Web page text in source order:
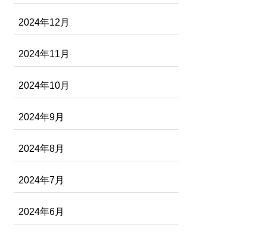
2024年12月
2024年11月
2024年10月
2024年9月
2024年8月
2024年7月
2024年6月